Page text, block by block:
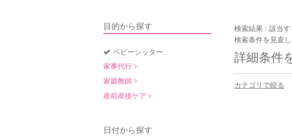
目的から探す
ベビーシッター
家事代行
家庭教師
産前産後ケア
日付から探す
検索結果 :該当す
検索条件を見直し
詳細条件
カテゴリで絞る